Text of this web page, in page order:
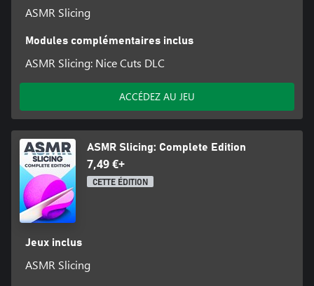
ASMR Slicing
Modules complémentaires inclus
ASMR Slicing: Nice Cuts DLC
ACCÉDEZ AU JEU
ASMR Slicing: Complete Edition
7,49 €+
CETTE ÉDITION
Jeux inclus
ASMR Slicing